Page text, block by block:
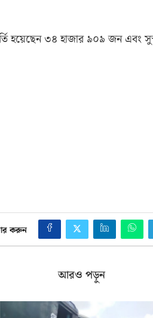
হয়েছেন ৩৪ হাজার ৯০৯ জন এবং
করুন
আরও পড়ুন